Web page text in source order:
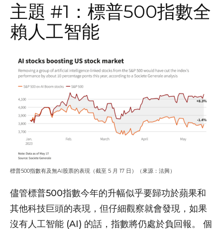
主題 #1：標普500指數全
賴人工智能
標普500指數有及無AI股票的表現（截至 5 月 17 日）（來源：法興）
儘管標普500指數今年的升幅似乎要歸功於蘋果和
其他科技巨頭的表現，但仔細觀察就會發現，如果
沒有人工智能 (AI) 的話，指數將仍處於負回報。 個